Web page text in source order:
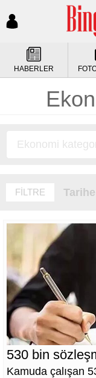
HABERLER
FİLTRE
530 bin
Kamuda çalışan